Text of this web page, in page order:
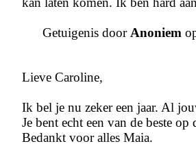
Getuigenis doorAnoniem
Lieve Caroline,
Ik bel je nu zeker een jaar. Al
Je bent echt een van de beste op
Bedankt voor alles Maia.